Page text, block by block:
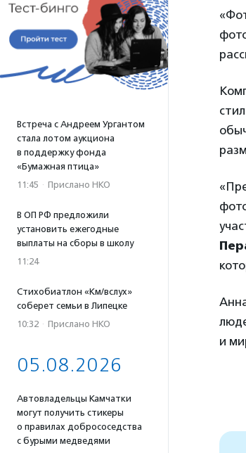
Встреча с Андреем Ургантом
стала лотом аукциона
в поддержку фонда
«Бумажная птица»
11:45 · Прислано НКО
В ОП РФ предложили
установить ежегодные
выплаты на сборы в школу
11:24
Стихобиатлон «Км/вслух»
соберет семьи в Липецке
10:32 · Прислано НКО
05.08.2026
Автовладельцы Камчатки
могут получить стикеры
о правилах добрососедства
с бурыми медведями
и